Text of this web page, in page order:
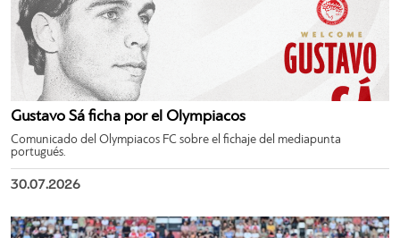
Gustavo Sá ficha por el Olympiacos
Comunicado del Olympiacos FC sobre el fichaje del mediapunta
portugués.
30.07.2026